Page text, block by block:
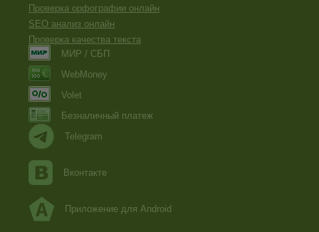
Проверка орфографии онлайн
SEO анализ онлайн
Проверка качества текста
МИР / СБП
WebMoney
Volet
Безналичный платеж
Telegram
Вконтакте
Приложение для Android